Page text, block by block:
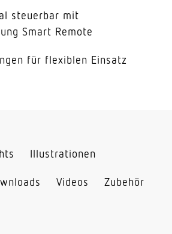
steuerbar mit
Smart Remote
für flexiblen Einsatz
Illustrationen
Videos Zubehör